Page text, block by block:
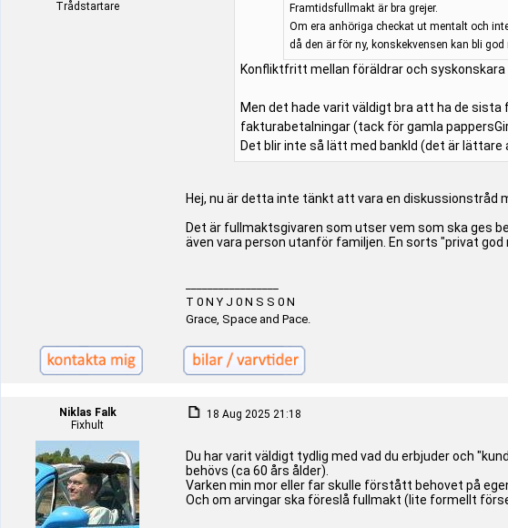
Trådstartare
Framtidsfullmakt är bra grejer.
Om era anhöriga checkat ut mentalt och
då den är för ny, konskekvensen kan bli god
Konfliktfritt mellan föräldrar och
Men det hade varit väldigt bra att ha de sista
fakturabetalningar (tack för gamla
Det blir inte så lätt med bankId (det är lättare
Hej, nu är detta inte tänkt att vara en diskussionstråd
Det är fullmaktsgivaren som utser vem som ska ges
även vara person utanför familjen. En sorts "privat god
T 0 N Y J 0 N S S 0 N
Grace, Space and Pace.
Niklas Falk
Fixhult
18 Aug 2025 21:18
Du har varit väldigt tydlig med vad du erbjuder och
behövs (ca 60 års ålder).
Varken min mor eller far skulle förstått behovet på
Och om arvingar ska föreslå fullmakt (lite formellt